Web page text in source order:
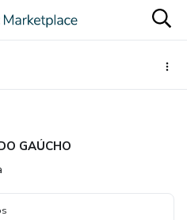
GAÚCHO